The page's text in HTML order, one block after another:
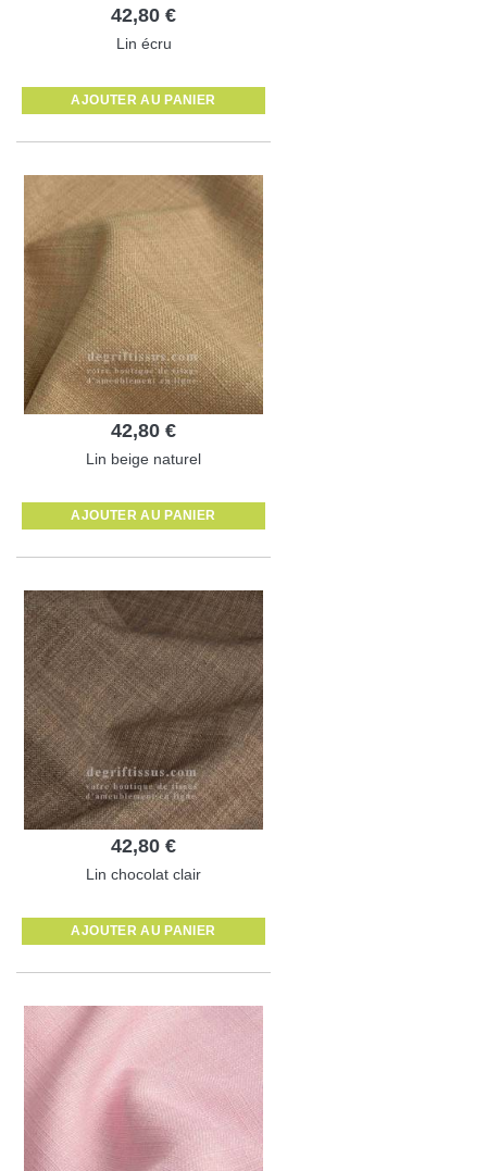
42,80 €
Lin écru
AJOUTER AU PANIER
42,80 €
Lin beige naturel
AJOUTER AU PANIER
42,80 €
Lin chocolat clair
AJOUTER AU PANIER